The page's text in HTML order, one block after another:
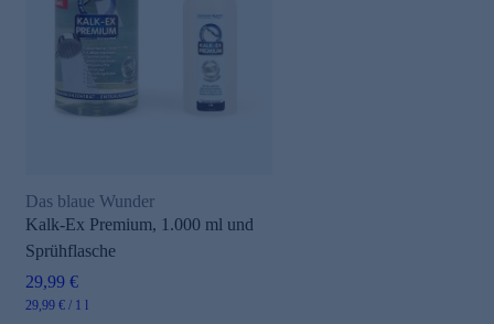
Das blaue Wunder
Kalk-Ex Premium, 1.000 ml und
Sprühflasche
29,99 €
29,99 € / 1 l